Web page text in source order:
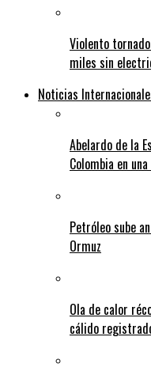
Violento
miles sin
Noticias
Abelardo de la
Colombia en
Petróleo sube
Ormuz
Ola de calor
cálido